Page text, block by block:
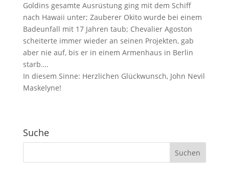
Goldins gesamte Ausrüstung ging mit dem Schiff
nach Hawaii unter; Zauberer Okito wurde bei einem
Badeunfall mit 17 Jahren taub; Chevalier Agoston
scheiterte immer wieder an seinen Projekten, gab
aber nie auf, bis er in einem Armenhaus in Berlin
starb….
In diesem Sinne: Herzlichen Glückwunsch, John Nevil
Maskelyne!
Suche